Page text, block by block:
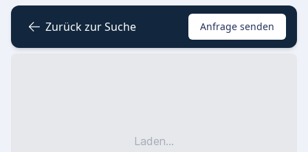
Zurück zur Suche Anfrage senden
Laden...